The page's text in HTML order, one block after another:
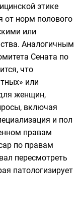
этике
от норм полового
или
Аналогичным
Сената по
что
или
женщин,
включая
и пол
правам
по правам
пересмотреть
патологизирует